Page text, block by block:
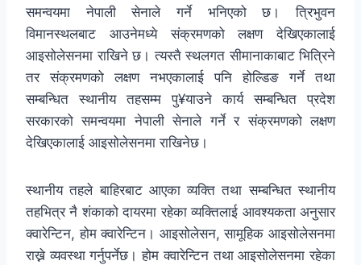
समन्वयमा नेपाली सेनाले गर्ने भनिएको छ। त्रिभुवन
विमानस्थलबाट आउनेमध्ये संक्रमणको लक्षण देखिएकालाई
आइसोलेसनमा राखिने छ। त्यस्तै स्थलगत सीमानाकाबाट भित्रिने
तर संक्रमणको लक्षण नभएकालाई पनि होल्डिङ गर्ने तथा
सम्बन्धित स्थानीय तहसम्म पु¥याउने कार्य सम्बन्धित प्रदेश
सरकारको समन्वयमा नेपाली सेनाले गर्ने र संक्रमणको लक्षण
देखिएकालाई आइसोलेसनमा राखिनेछ।
स्थानीय तहले बाहिरबाट आएका व्यक्ति तथा सम्बन्धित स्थानीय
तहभित्र नै शंकाको दायरमा रहेका व्यक्तिलाई आवश्यकता अनुसार
क्वारेन्टिन, होम क्वारेन्टिन। आइसोलेसन, सामूहिक आइसोलेसनमा
राख्ने व्यवस्था गर्नुपर्नेछ। होम क्वारेन्टिन तथा आइसोलेसनमा रहेका